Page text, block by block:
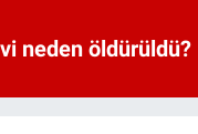
neden öldürüldü?